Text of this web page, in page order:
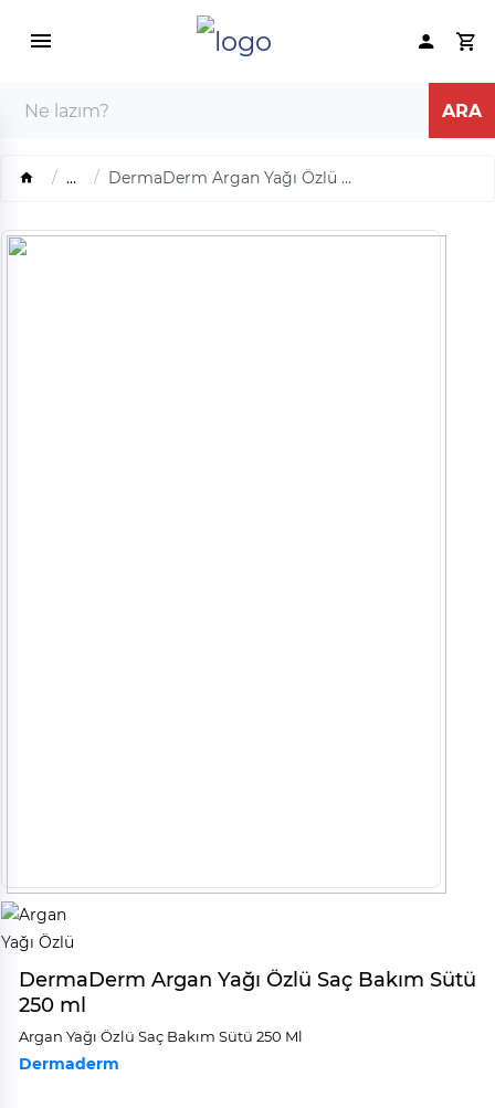
... DermaDerm Argan Yağı Özlü ...
DermaDerm Argan Yağı Özlü Saç Bakım Sütü
250 ml
Argan Yağı Özlü Saç Bakım Sütü 250 Ml
Dermaderm